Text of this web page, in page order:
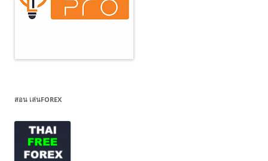
สอน เล่นFOREX